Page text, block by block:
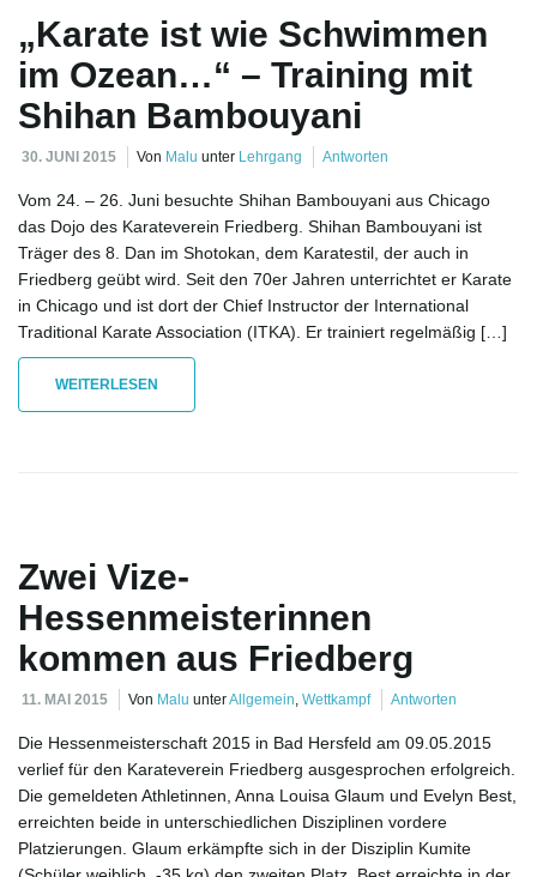
„Karate ist wie Schwimmen
im Ozean…“ – Training mit
Shihan Bambouyani
30. JUNI 2015 Von Malu unter Lehrgang Antworten
Vom 24. – 26. Juni besuchte Shihan Bambouyani aus Chicago
das Dojo des Karateverein Friedberg. Shihan Bambouyani ist
Träger des 8. Dan im Shotokan, dem Karatestil, der auch in
Friedberg geübt wird. Seit den 70er Jahren unterrichtet er Karate
in Chicago und ist dort der Chief Instructor der International
Traditional Karate Association (ITKA). Er trainiert regelmäßig […]
WEITERLESEN
Zwei Vize-
Hessenmeisterinnen
kommen aus Friedberg
11. MAI 2015 Von Malu unterAllgemein, Wettkampf Antworten
Die Hessenmeisterschaft 2015 in Bad Hersfeld am 09.05.2015
verlief für den Karateverein Friedberg ausgesprochen erfolgreich.
Die gemeldeten Athletinnen, Anna Louisa Glaum und Evelyn Best,
erreichten beide in unterschiedlichen Disziplinen vordere
Platzierungen. Glaum erkämpfte sich in der Disziplin Kumite